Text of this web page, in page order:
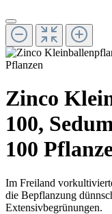
Zinco
100,
100
Im Freiland
die Bepflanzung
Extensivbegrünungen.